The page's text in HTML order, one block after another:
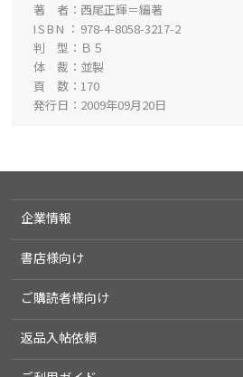
著 者
西尾正輝＝編著
ISBN
978-4-8058-3217-2
判 型
Ｂ５
体 裁
並製
頁 数
170
発行日
2009年09月20日
企業情報
書店様向け
ご購読者様向け
返品入帖依頼